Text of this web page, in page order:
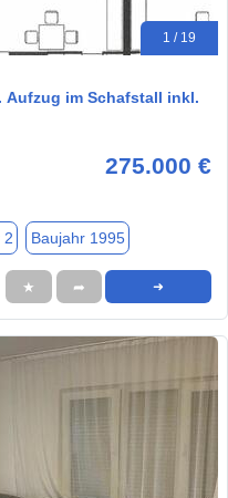
1 / 19
Aufzug im Schafstall inkl.
275.000 €
2 Baujahr 1995
★ ➦ ➜